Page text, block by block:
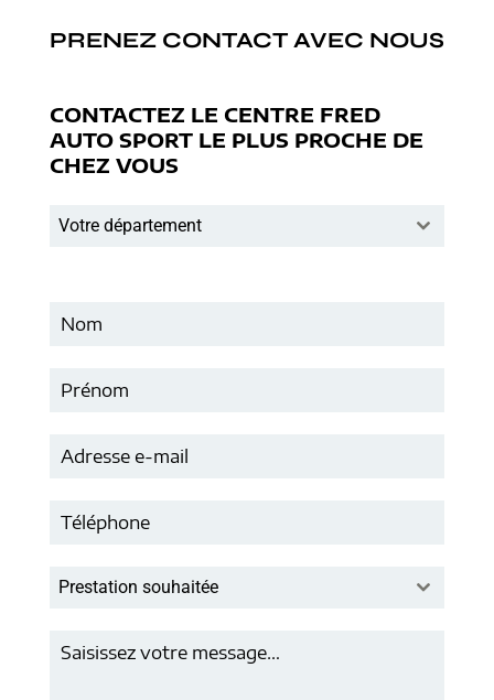
PRENEZ CONTACT AVEC NOUS
CONTACTEZ LE CENTRE FRED
AUTO SPORT LE PLUS PROCHE DE
CHEZ VOUS
Votre département
Prestation souhaitée